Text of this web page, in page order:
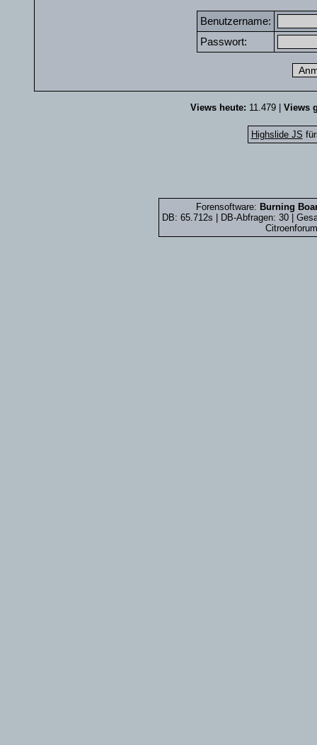
Benutzername:
Passwort:
Views heute: 11.479 | Views
Highslide JS
Forensoftware: Burning
DB: 65.712s | DB-Abfragen: 30 |